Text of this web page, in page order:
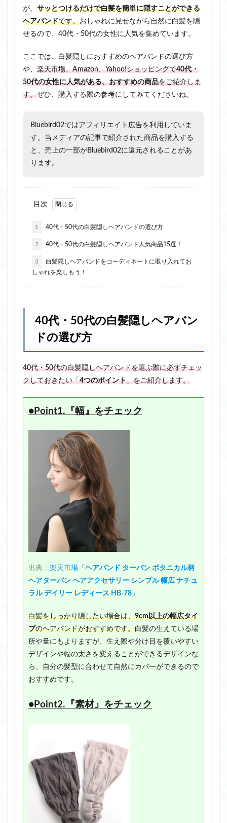
が、 サッとつけるだけで白髪を簡単に隠すことができる
ヘアバンドです。おしゃれに見せながら自然に白髪を隠
せるので、40代・50代の女性に人気を集めています。
ここでは、白髪隠しにおすすめのヘアバンドの選び方
や、 楽天市場、Amazon、Yahoo!ショッピングで40代・
50代の女性に人気がある、おすすめの商品をご紹介しま
す。ぜひ、購入する際の参考にしてみてくださいね。
Bluebird02ではアフィリエイト広告を利用していま
す。当メディアの記事で紹介された商品を購入する
と、売上の一部がBluebird02に還元されることがあ
ります。
目次
1 40代・50代の白髪隠しヘアバンドの選び方
2 40代・50代の白髪隠しヘアバンド人気商品15選！
3
白髪隠しヘアバンドをコーディネートに取り入れてお
しゃれを楽しもう！
40代・50代の白髪隠しヘアバン
ドの選び方
40代・50代の白髪隠しヘアバンドを選ぶ際に必ずチェッ
クしておきたい「4つのポイント」をご紹介します。
●Point1.『幅』をチェック
出典： 楽天市場「 ヘアバンド ターバン ボタニカル柄
ヘアターバン ヘアアクセサリー シンプル 幅広 ナチュ
ラル デイリー レディース HB-78 」
白髪をしっかり隠したい場合は、9cm以上の幅広タイ
プのヘアバンドがおすすめです。白髪の生えている場
所や量にもよりますが、生え際や分け目を覆いやすい
デザインや幅の太さを変えることができるデザインな
ら、自分の髪型に合わせて自然にカバーができるので
おすすめです。
●Point2.『素材』をチェック